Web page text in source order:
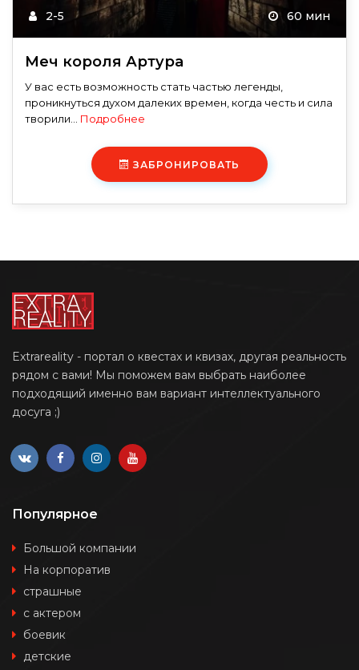
2-5 60 мин
Меч короля Артура
У вас есть возможность стать частью легенды,
проникнуться духом далеких времен, когда честь и сила
творили... Подробнее
ЗАБРОНИРОВАТЬ
Extrareality - портал о квестах и квизах, другая реальность
рядом с вами! Мы поможем вам выбрать наиболее
подходящий именно вам вариант интеллектуального
досуга ;)
Популярное
Большой компании
На корпоратив
страшные
с актером
боевик
детские